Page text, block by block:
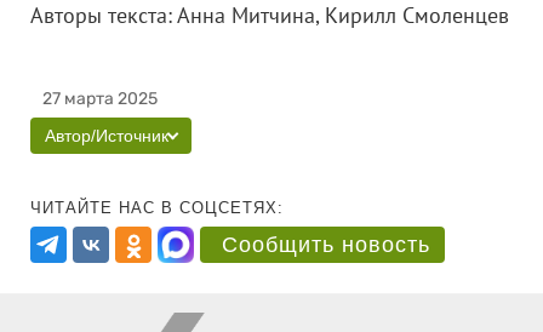
Авторы текста: Анна Митчина, Кирилл Смоленцев
27 марта 2025
Автор/Источник
ЧИТАЙТЕ НАС В СОЦСЕТЯХ:
Сообщить новость